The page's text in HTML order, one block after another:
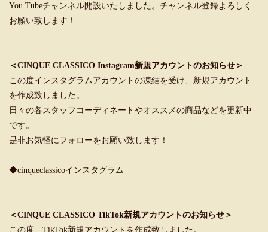
You Tubeチャンネル開設いたしました。チャンネル登録よろしく
お願い致します！
＜CINQUE CLASSICO Instagram新規アカウントのお知らせ＞
この度インスタグラムアカウントの凍結を受け、新規アカウント
を作成致しました。
日々の各スタッフコーディネートやオススメの商品などを更新中
です。
是非お気軽にフォローをお願い致します！
◆cinqueclassicoインスタグラム
＜CINQUE CLASSICO TikTok新規アカウントのお知らせ＞
この度、TikTok新規アカウントを作成致しました。